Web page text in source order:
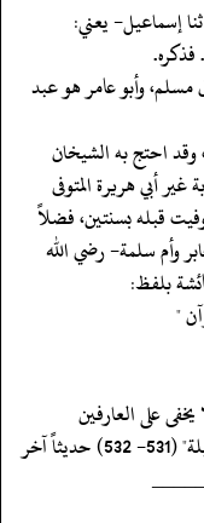
وأبو عامر هو عبد
وقد احتج به الشيخان
أبي هريرة المتوفى
قبله بسنتين، فضلاً
وأم سلمة- رضي الله
بلفظ:
"
على العارفين
آخر